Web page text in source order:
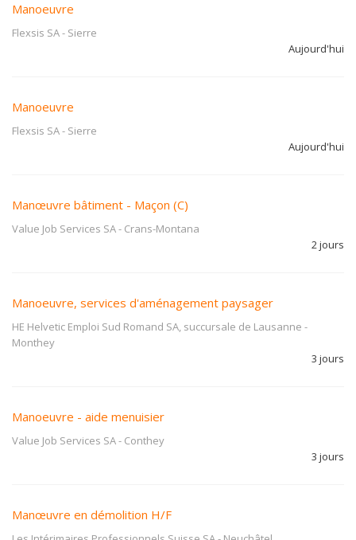
Manoeuvre
Flexsis SA- Sierre
Aujourd'hui
Manoeuvre
Flexsis SA- Sierre
Aujourd'hui
Manœuvre bâtiment - Maçon (C)
Value Job Services SA- Crans-Montana
2 jours
Manoeuvre, services d'aménagement paysager
HE Helvetic Emploi Sud Romand SA, succursale de Lausanne -
Monthey
3 jours
Manoeuvre - aide menuisier
Value Job Services SA- Conthey
3 jours
Manœuvre en démolition H/F